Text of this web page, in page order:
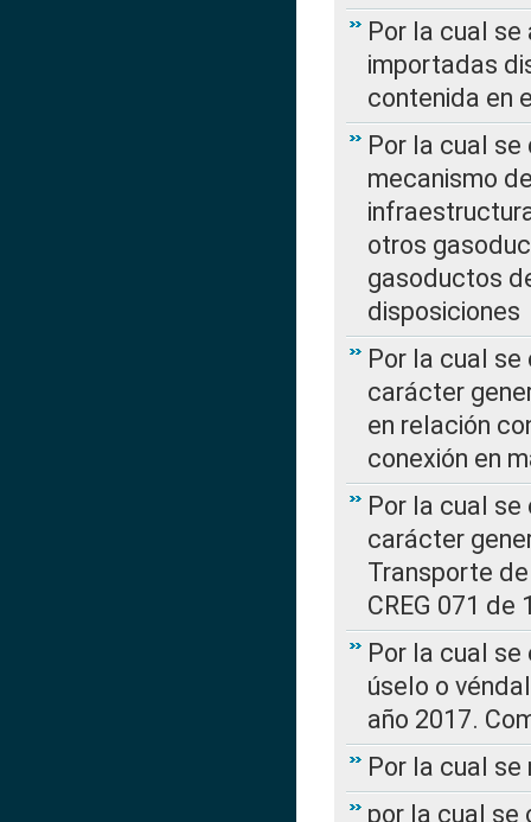
Por la cual
importadas
contenida en
Por la cual se
mecanismo
otros
gasoductos
disposiciones
Por la cual
carácter
en relación
conexión en
Por la cual
carácter
Transporte
CREG 071 de
Por la cual
úselo o
año 2017.
Por la cual se
por la cual se